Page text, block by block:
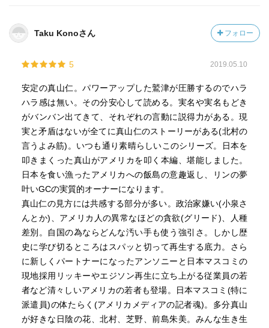
Taku Konoさん フォロー
5 2019.05.10
安定の真山仁。パワーアップした鷲津が圧勝するのでハラ
ハラ感は無い。その分安心して読める。実名や実名もどき
がバンバン出てきて、それぞれの言動に説得力がある。現
実と矛盾はないが全てに真山仁のストーリーがある(北村の
言うよみ筋)。いつも通り素晴らしいこのシリーズ。日本を
叩きまくった真山がアメリカを叩く本編、堪能しました。
日本を食い漁ったアメリカへの飯島の意趣返し、リンの夢
叶いGCの実質的オーナーになります。
真山仁の見方には共感する部分が多い。政治家嫌い(小泉さ
んとか)、アメリカ人の異常なほどの貪欲(グリード)、人種
差別。自国の為ならどんな汚い手も使う強引さ。しかし歴
史に学び切るところはスパッと切って再生する底力。さら
に新しくパートナーになったアンソニーと日本マスコミの
現地採用リッキーやエジソン再生に立ち上がる従業員の若
者など清々しいアメリカの若者も登場。日本マスコミ(特に
派遣員)の体たらく(アメリカメディアの記者魂)。多分真山
が好きな日陰の花、北村、芝野、前島朱美。みんな生き生